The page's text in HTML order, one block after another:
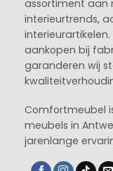
assortiment aan
interieurtrends,
aankopen bij
garanderen wij
Comfortmeubel
meubels in
jarenlange